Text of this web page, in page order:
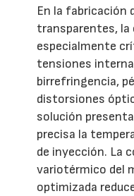
En la fabricación
transparentes, la
especialmente
tensiones
birrefringencia,
distorsiones
solución
precisa la
de inyección. La
variotérmico del
optimizada